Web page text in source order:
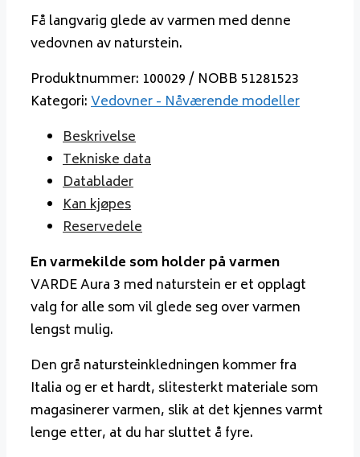
Få langvarig glede av varmen med denne
vedovnen av naturstein.
Produktnummer: 100029 / NOBB 51281523
Kategori:Vedovner - Nåværende modeller
Beskrivelse
Tekniske data
Datablader
Kan kjøpes
Reservedele
En varmekilde som holder på varmen
VARDE Aura 3 med naturstein er et opplagt
valg for alle som vil glede seg over varmen
lengst mulig.
Den grå natursteinkledningen kommer fra
Italia og er et hardt, slitesterkt materiale som
magasinerer varmen, slik at det kjennes varmt
lenge etter, at du har sluttet å fyre.